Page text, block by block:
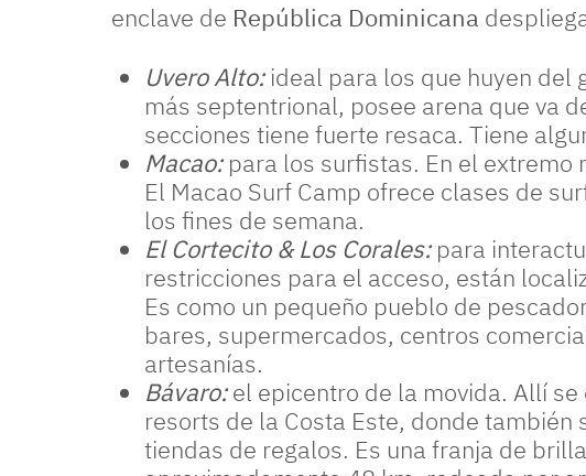
enclave de República Dominicana
Uvero Alto:ideal para los que huyen del
más septentrional, posee arena que va
secciones tiene fuerte resaca. Tiene
Macao:para los surfistas. En el extremo
El Macao Surf Camp ofrece clases de
los fines de semana.
El Cortecito & Los Corales:para
restricciones para el acceso, están
Es como un pequeño pueblo de
bares, supermercados, centros
artesanías.
Bávaro:el epicentro de la movida. Allí
resorts de la Costa Este, donde también
tiendas de regalos. Es una franja de